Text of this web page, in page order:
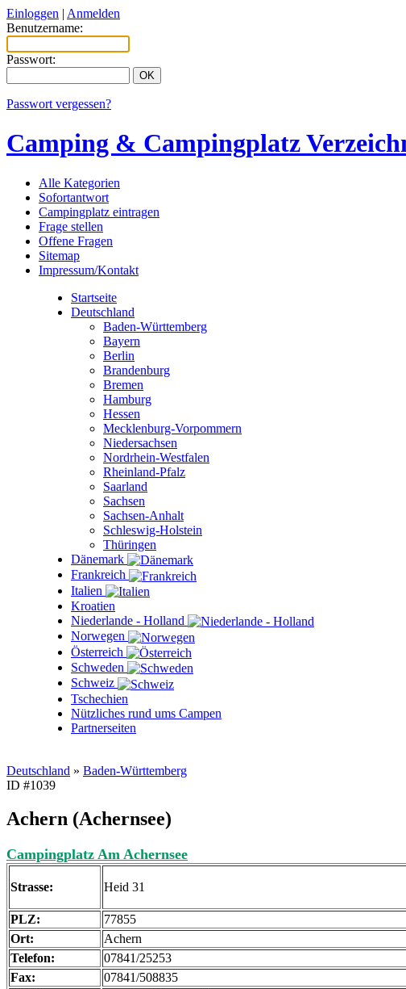
Einloggen | Anmelden
Benutzername:
Passwort:
Passwort vergessen?
Camping & Campingplatz
Alle Kategorien
Sofortantwort
Campingplatz eintragen
Frage stellen
Offene Fragen
Sitemap
Impressum/Kontakt
Startseite
Deutschland
Baden-Württemberg
Bayern
Berlin
Brandenburg
Bremen
Hamburg
Hessen
Mecklenburg-Vorpommern
Niedersachsen
Nordrhein-Westfalen
Rheinland-Pfalz
Saarland
Sachsen
Sachsen-Anhalt
Schleswig-Holstein
Thüringen
Dänemark
Frankreich
Italien
Kroatien
Niederlande - Holland
Norwegen
Österreich
Schweden
Schweiz
Tschechien
Nützliches rund ums Campen
Partnerseiten
Deutschland » Baden-Württemberg
ID #1039
Achern (Achernsee)
Campingplatz Am Achernsee
Strasse: Heid 31
PLZ:
77855
Ort:
Achern
Telefon:
07841/25253
Fax:
07841/508835